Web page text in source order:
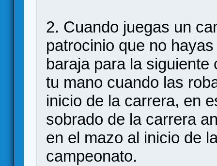
2. Cuando juegas un
patrocinio que no
baraja para la
tu mano cuando las
inicio de la carrera, en
sobrado de la carrera
en el mazo al inicio de
campeonato.